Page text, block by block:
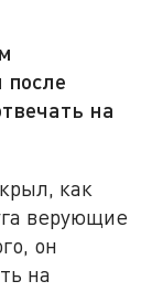
после
на
как
верующие
он
на